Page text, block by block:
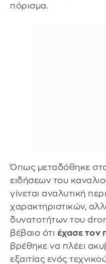
πόρισμα.
Όπως μεταδόθηκε στο
ειδήσεων του
γίνεται αναλυτική
χαρακτηριστικών,
δυνατοτήτων του
βέβαιο ότι έχασε τον
βρέθηκε να πλέει
εξαιτίας ενός